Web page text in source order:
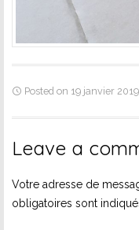
Posted on 19 janvier 2019
Leave a
Votre adresse de
obligatoires sont